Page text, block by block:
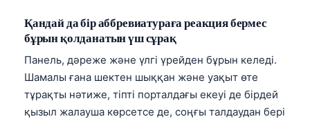
Қандай да бір аббревиатураға реакция бермес
бұрын қолданатын үш сұрақ
Панель, дәреже және үлгі үрейден бұрын келеді.
Шамалы ғана шектен шыққан және уақыт өте
тұрақты нәтиже, тіпті порталдағы екеуі де бірдей
қызыл жалауша көрсетсе де, соңғы талдаудан бері